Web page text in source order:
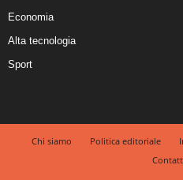
Economia
Alta tecnologia
Sport
Chi siamo Politica editoriale